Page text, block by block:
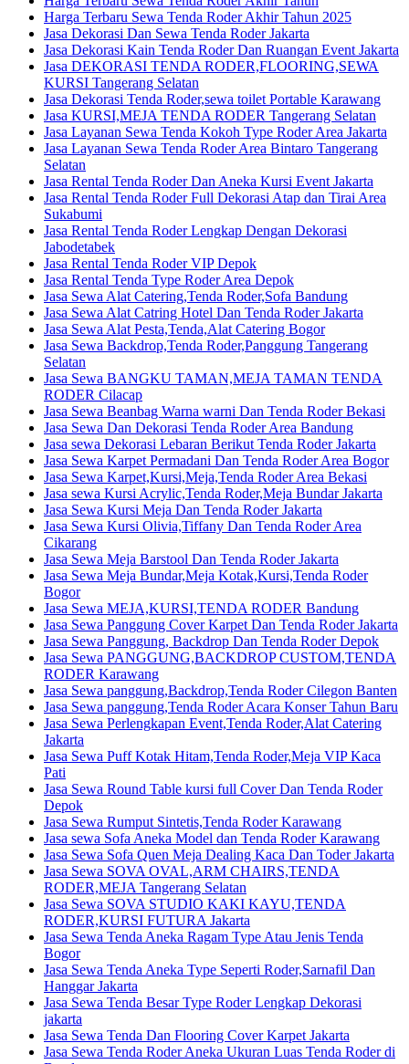
Harga Terbaru Sewa Tenda Roder Akhir Tahun 2025
Jasa Dekorasi Dan Sewa Tenda Roder Jakarta
Jasa Dekorasi Kain Tenda Roder Dan Ruangan Event Jakarta
Jasa DEKORASI TENDA RODER,FLOORING,SEWA
KURSI Tangerang Selatan
Jasa Dekorasi Tenda Roder,sewa toilet Portable Karawang
Jasa KURSI,MEJA TENDA RODER Tangerang Selatan
Jasa Layanan Sewa Tenda Kokoh Type Roder Area Jakarta
Jasa Layanan Sewa Tenda Roder Area Bintaro Tangerang
Selatan
Jasa Rental Tenda Roder Dan Aneka Kursi Event Jakarta
Jasa Rental Tenda Roder Full Dekorasi Atap dan Tirai Area
Sukabumi
Jasa Rental Tenda Roder Lengkap Dengan Dekorasi
Jabodetabek
Jasa Rental Tenda Roder VIP Depok
Jasa Rental Tenda Type Roder Area Depok
Jasa Sewa Alat Catering,Tenda Roder,Sofa Bandung
Jasa Sewa Alat Catring Hotel Dan Tenda Roder Jakarta
Jasa Sewa Alat Pesta,Tenda,Alat Catering Bogor
Jasa Sewa Backdrop,Tenda Roder,Panggung Tangerang
Selatan
Jasa Sewa BANGKU TAMAN,MEJA TAMAN TENDA
RODER Cilacap
Jasa Sewa Beanbag Warna warni Dan Tenda Roder Bekasi
Jasa Sewa Dan Dekorasi Tenda Roder Area Bandung
Jasa sewa Dekorasi Lebaran Berikut Tenda Roder Jakarta
Jasa Sewa Karpet Permadani Dan Tenda Roder Area Bogor
Jasa Sewa Karpet,Kursi,Meja,Tenda Roder Area Bekasi
Jasa sewa Kursi Acrylic,Tenda Roder,Meja Bundar Jakarta
Jasa Sewa Kursi Meja Dan Tenda Roder Jakarta
Jasa Sewa Kursi Olivia,Tiffany Dan Tenda Roder Area
Cikarang
Jasa Sewa Meja Barstool Dan Tenda Roder Jakarta
Jasa Sewa Meja Bundar,Meja Kotak,Kursi,Tenda Roder
Bogor
Jasa Sewa MEJA,KURSI,TENDA RODER Bandung
Jasa Sewa Panggung Cover Karpet Dan Tenda Roder Jakarta
Jasa Sewa Panggung, Backdrop Dan Tenda Roder Depok
Jasa Sewa PANGGUNG,BACKDROP CUSTOM,TENDA
RODER Karawang
Jasa Sewa panggung,Backdrop,Tenda Roder Cilegon Banten
Jasa Sewa panggung,Tenda Roder Acara Konser Tahun Baru
Jasa Sewa Perlengkapan Event,Tenda Roder,Alat Catering
Jakarta
Jasa Sewa Puff Kotak Hitam,Tenda Roder,Meja VIP Kaca
Pati
Jasa Sewa Round Table kursi full Cover Dan Tenda Roder
Depok
Jasa Sewa Rumput Sintetis,Tenda Roder Karawang
Jasa sewa Sofa Aneka Model dan Tenda Roder Karawang
Jasa Sewa Sofa Quen Meja Dealing Kaca Dan Toder Jakarta
Jasa Sewa SOVA OVAL,ARM CHAIRS,TENDA
RODER,MEJA Tangerang Selatan
Jasa Sewa SOVA STUDIO KAKI KAYU,TENDA
RODER,KURSI FUTURA Jakarta
Jasa Sewa Tenda Aneka Ragam Type Atau Jenis Tenda
Bogor
Jasa Sewa Tenda Aneka Type Seperti Roder,Sarnafil Dan
Hanggar Jakarta
Jasa Sewa Tenda Besar Type Roder Lengkap Dekorasi
jakarta
Jasa Sewa Tenda Dan Flooring Cover Karpet Jakarta
Jasa Sewa Tenda Roder Aneka Ukuran Luas Tenda Roder di